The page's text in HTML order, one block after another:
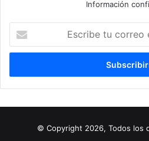
Información
correo
© Copyright 2026, Todos los